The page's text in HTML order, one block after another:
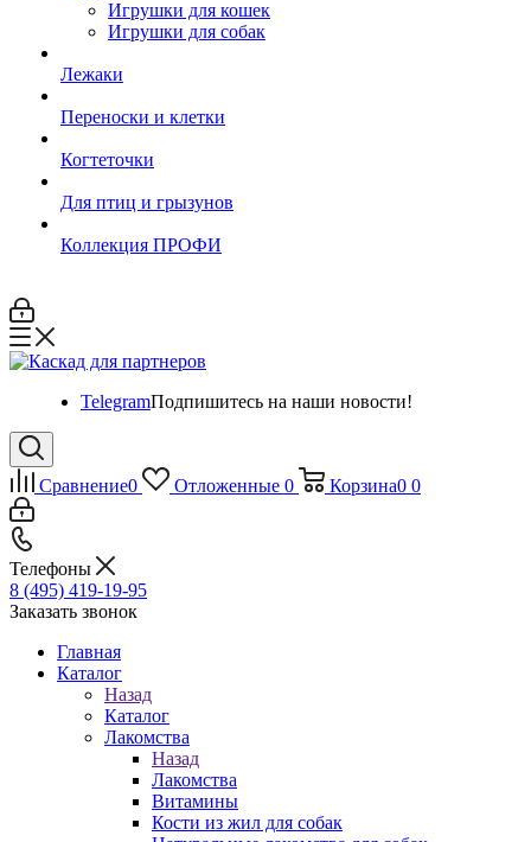
Игрушки для кошек
Игрушки для собак
Лежаки
Переноски и клетки
Когтеточки
Для птиц и грызунов
Коллекция ПРОФИ
TelegramПодпишитесь на наши новости!
Сравнение0 Отложенные 0 Корзина0 0
Телефоны
8 (495) 419-19-95
Заказать звонок
Главная
Каталог
Назад
Каталог
Лакомства
Назад
Лакомства
Витамины
Кости из жил для собак